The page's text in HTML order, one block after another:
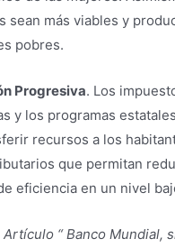
sean más viables y
pobres.
Progresiva. Los
y los programas
recursos a los
que permitan
eficiencia en un nivel
Artículo “ Banco Mundial,